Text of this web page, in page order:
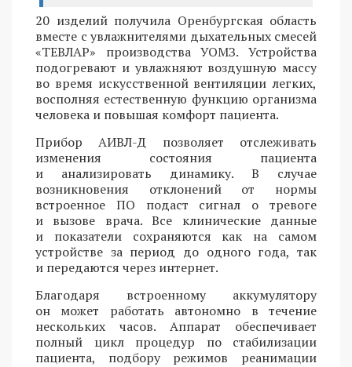
20 изделий получила Оренбургская область
вместе с увлажнителями дыхательных смесей
«ТЕВЛАР» производства УОМЗ. Устройства
подогревают и увлажняют воздушную массу
во время искусственной вентиляции легких,
восполняя естественную функцию организма
человека и повышая комфорт пациента.
Прибор АИВЛ-Д позволяет отслеживать
изменения состояния пациента
и анализировать динамику. В случае
возникновения отклонений от нормы
встроенное ПО подаст сигнал о тревоге
и вызове врача. Все клинические данные
и показатели сохраняются как на самом
устройстве за период до одного года, так
и передаются через интернет.
Благодаря встроенному аккумулятору
он может работать автономно в течение
нескольких часов. Аппарат обеспечивает
полный цикл процедур по стабилизации
пациента, подбору режимов реанимации